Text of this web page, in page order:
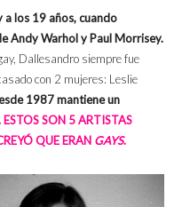
los 19 años, cuando
Andy Warhol y Paul Morrisey.
Dallesandro siempre fue
con 2 mujeres: Leslie
1987 mantiene un
ESTOS SON 5 ARTISTAS
QUE ERAN GAYS.